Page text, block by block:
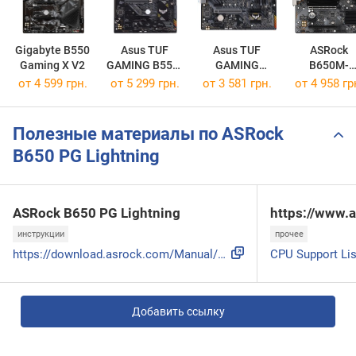
Gigabyte B550
Gaming X V2
Asus TUF
GAMING B550-
PLUS
Asus TUF
GAMING
A520M-PLUS
ASRock
B650M-
HDV/M.2
от 4 599 грн. от 5 299 грн. от 3 581 грн. от 4 958
Полезные материалы по ASRock
B650 PG Lightning
ASRock B650 PG Lightning
инструкции
https://download.asrock.com/Manual/B650 PG Lightning_Englis...
https://
прочее
CPU Support
Добавить ссылку